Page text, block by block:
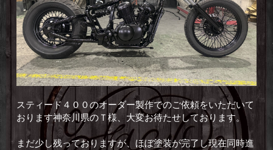
スティード４００のオーダー製作でのご依頼をいただいて
おります神奈川県のＴ様、大変お待たせしております。
まだ少し残っておりますが、ほぼ塗装が完了し現在同時進